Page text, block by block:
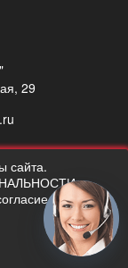
29
сайта.
на